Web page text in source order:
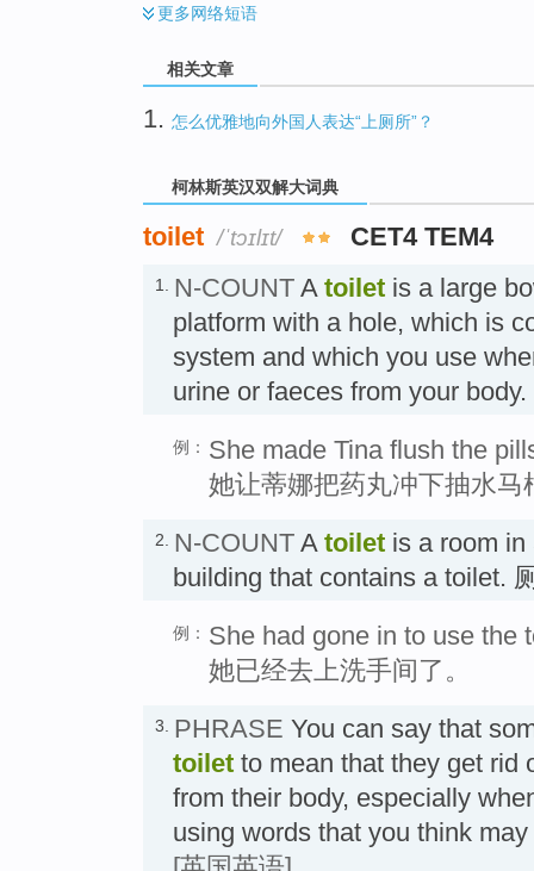
更多网络短语
相关文章
1. 怎么优雅地向外国人表达“上厕所”？
柯林斯英汉双解大词典
toilet /ˈtɔɪlɪt/ CET4 TEM4
1. N-COUNT A toilet is a large
platform with a hole, which is
system and which you use
urine or faeces from your
例： She made Tina flush the
她让蒂娜把药丸冲下抽水马
2. N-COUNT A toilet is a room
building that contains a toilet.
例： She had gone in to use the
她已经去上洗手间了。
3. PHRASE You can say that
toilet to mean that they get rid
from their body, especially
using words that you think